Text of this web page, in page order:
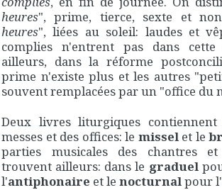
heures", prime, tierce, sexte et
heures", liées au soleil: laudes et
complies n'entrent pas dans
ailleurs, dans la réforme
prime n'existe plus et les autres
souvent remplacées par un "office du
Deux livres liturgiques
messes et des offices: le misselet le
parties musicales des chantres
trouvent ailleurs: dans le graduel
l'antiphonaire et le nocturnalpour